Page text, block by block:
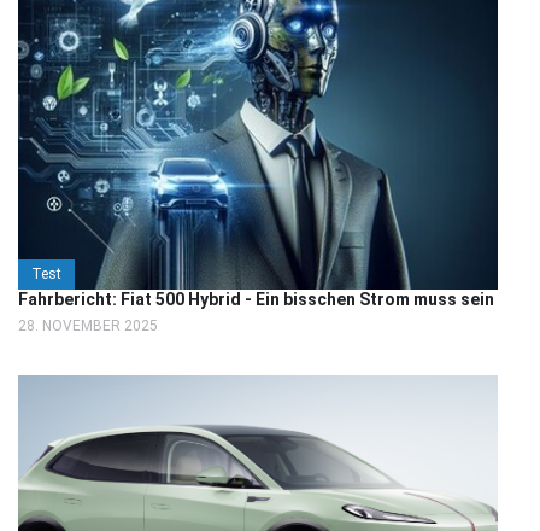
Test
Fahrbericht: Fiat 500 Hybrid - Ein bisschen Strom muss sein
28. NOVEMBER 2025